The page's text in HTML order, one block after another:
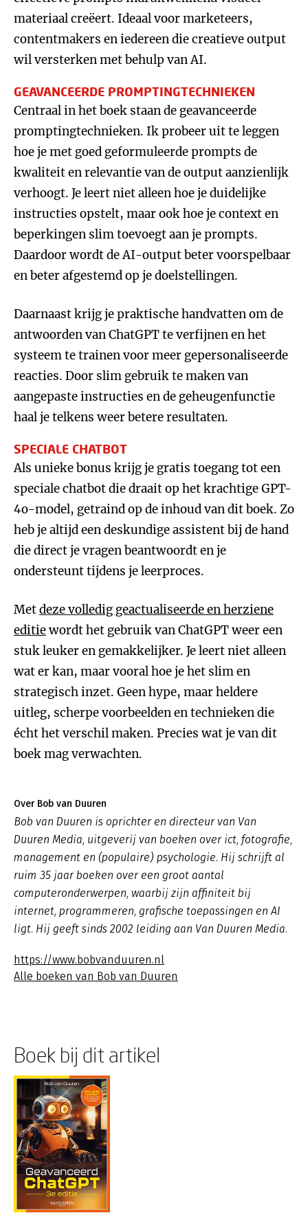
materiaal creëert. Ideaal voor marketeers,
contentmakers en iedereen die creatieve output
wil versterken met behulp van AI.
GEAVANCEERDE PROMPTINGTECHNIEKEN
Centraal in het boek staan de geavanceerde
promptingtechnieken. Ik probeer uit te leggen
hoe je met goed geformuleerde prompts de
kwaliteit en relevantie van de output aanzienlijk
verhoogt. Je leert niet alleen hoe je duidelijke
instructies opstelt, maar ook hoe je context en
beperkingen slim toevoegt aan je prompts.
Daardoor wordt de AI-output beter voorspelbaar
en beter afgestemd op je doelstellingen.
Daarnaast krijg je praktische handvatten om de
antwoorden van ChatGPT te verfijnen en het
systeem te trainen voor meer gepersonaliseerde
reacties. Door slim gebruik te maken van
aangepaste instructies en de geheugenfunctie
haal je telkens weer betere resultaten.
SPECIALE CHATBOT
Als unieke bonus krijg je gratis toegang tot een
speciale chatbot die draait op het krachtige GPT-
4o-model, getraind op de inhoud van dit boek. Zo
heb je altijd een deskundige assistent bij de hand
die direct je vragen beantwoordt en je
ondersteunt tijdens je leerproces.
Metdeze volledig geactualiseerde en herziene
editiewordt het gebruik van ChatGPT weer een
stuk leuker en gemakkelijker. Je leert niet alleen
wat er kan, maar vooral hoe je het slim en
strategisch inzet. Geen hype, maar heldere
uitleg, scherpe voorbeelden en technieken die
écht het verschil maken. Precies wat je van dit
boek mag verwachten.
Over Bob van Duuren
Bob van Duuren is oprichter en directeur van Van
Duuren Media, uitgeverij van boeken over ict, fotografie,
management en (populaire) psychologie. Hij schrijft al
ruim 35 jaar boeken over een groot aantal
computeronderwerpen, waarbij zijn affiniteit bij
internet, programmeren, grafische toepassingen en AI
ligt. Hij geeft sinds 2002 leiding aan Van Duuren Media.
https://www.bobvanduuren.nl
Alle boeken van Bob van Duuren
Boek bij dit artikel